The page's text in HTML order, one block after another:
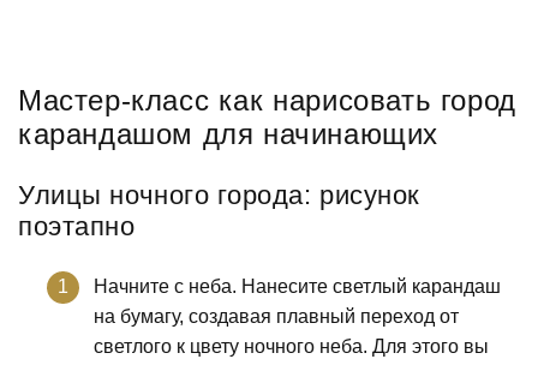
Мастер-класс как нарисовать город
карандашом для начинающих
Улицы ночного города: рисунок
поэтапно
Начните с неба. Нанесите светлый карандаш
на бумагу, создавая плавный переход от
светлого к цвету ночного неба. Для этого вы